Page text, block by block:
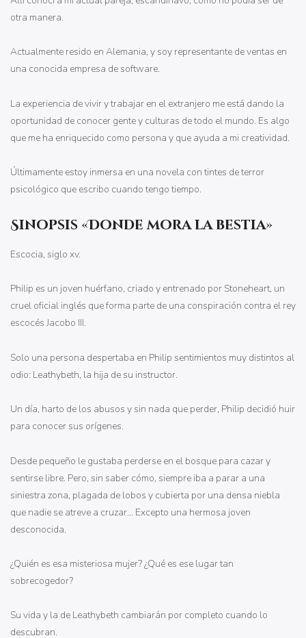
otra manera.
Actualmente resido en Alemania, y soy representante de ventas en
una conocida empresa de software.
La experiencia de vivir y trabajar en el extranjero me está dando la
oportunidad de conocer gente y culturas de todo el mundo. Es algo
que me ha enriquecido como persona y que ayuda a mi creatividad.
Últimamente estoy inmersa en una novela con tintes de terror
psicológico que escribo cuando tengo tiempo.
Sinopsis «Donde mora la bestia»
Escocia, siglo xv.
Philip es un joven huérfano, criado y entrenado por Stoneheart, un
cruel oficial inglés que forma parte de una conspiración contra el rey
escocés Jacobo III.
Solo una persona despertaba en Philip sentimientos muy distintos al
odio: Leathybeth, la hija de su instructor.
Un día, harto de los abusos y sin nada que perder, Philip decidió huir
para conocer sus orígenes.
Desde pequeño le gustaba perderse en el bosque para cazar y
sentirse libre. Pero, sin saber cómo, siempre iba a parar a una
siniestra zona, plagada de lobos y cubierta por una densa niebla
que nadie se atreve a cruzar… Excepto una hermosa joven
desconocida.
¿Quién es esa misteriosa mujer? ¿Qué es ese lugar tan
sobrecogedor?
Su vida y la de Leathybeth cambiarán por completo cuando lo
descubran.